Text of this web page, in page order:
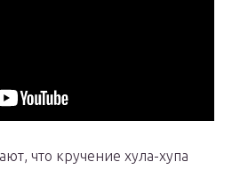
что кручение хула-хупа